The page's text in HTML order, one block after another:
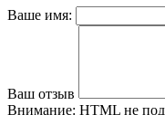
Ваше имя:
Ваш отзыв
Внимание: HTML не